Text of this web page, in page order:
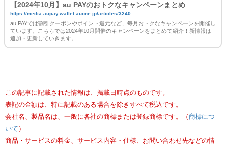
【2024年10月】au PAYのおトクなキャンペーンまとめ
https://media.aupay.wallet.auone.jp/articles/3240
au PAYでは割引クーポンやポイント還元など、毎月おトクなキャンペーンを開催し
ています。こちらでは2024年10月開催のキャンペーンをまとめて紹介！新情報は
追加・更新していきます。
この記事に記載された情報は、掲載日時点のものです。
表記の金額は、特に記載のある場合を除きすべて税込です。
会社名、製品名は、一般に各社の商標または登録商標です。（ 商標につ
いて ）
商品・サービスの料金、サービス内容・仕様、お問い合わせ先などの情